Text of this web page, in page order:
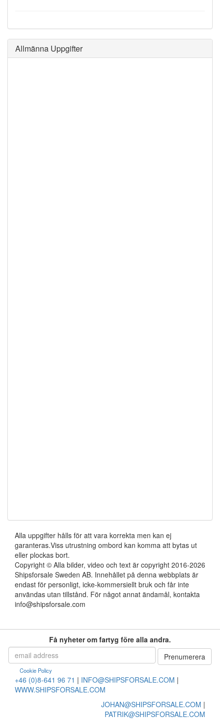
Allmänna Uppgifter
Alla uppgifter hålls för att vara korrekta men kan ej
garanteras.Viss utrustning ombord kan komma att bytas ut
eller plockas bort.
Copyright © Alla bilder, video och text är copyright 2016-2026
Shipsforsale Sweden AB. Innehållet på denna webbplats är
endast för personligt, icke-kommersiellt bruk och får inte
användas utan tillstånd. För något annat ändamål, kontakta
info@shipsforsale.com
Få nyheter om fartyg före alla andra.
Cookie Policy
+46 (0)8-641 96 71 | INFO@SHIPSFORSALE.COM |
WWW.SHIPSFORSALE.COM
JOHAN@SHIPSFORSALE.COM |
PATRIK@SHIPSFORSALE.COM